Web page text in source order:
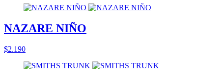
NAZARE NIÑO
$2.190